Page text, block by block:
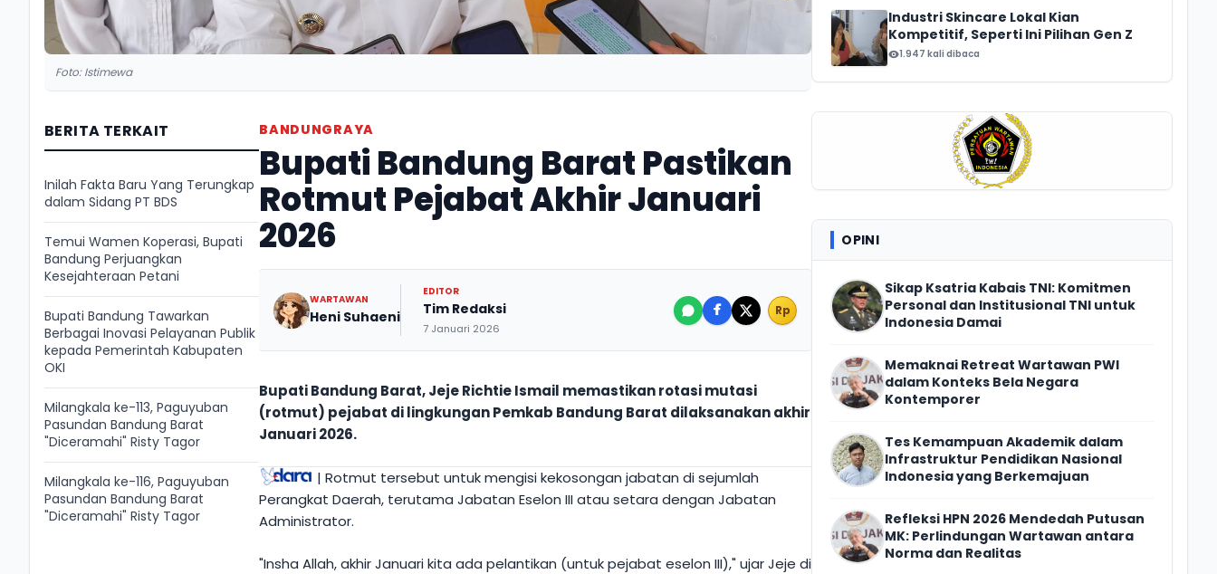
Foto: Istimewa
BERITA TERKAIT
Inilah Fakta Baru Yang Terungkap
dalam Sidang PT BDS
Temui Wamen Koperasi, Bupati
Bandung Perjuangkan
Kesejahteraan Petani
Bupati Bandung Tawarkan
Berbagai Inovasi Pelayanan Publik
kepada Pemerintah Kabupaten
OKI
Milangkala ke-113, Paguyuban
Pasundan Bandung Barat
"Diceramahi" Risty Tagor
Milangkala ke-116, Paguyuban
Pasundan Bandung Barat
"Diceramahi" Risty Tagor
BANDUNGRAYA
Bupati Bandung Barat Pastikan
Rotmut Pejabat Akhir Januari
2026
WARTAWAN
Heni Suhaeni
EDITOR
Tim Redaksi
7 Januari 2026
Rp
Bupati Bandung Barat, Jeje Richtie Ismail memastikan rotasi mutasi
(rotmut) pejabat di lingkungan Pemkab Bandung Barat dilaksanakan akhir
Januari 2026.
| Rotmut tersebut untuk mengisi kekosongan jabatan di sejumlah
Perangkat Daerah, terutama Jabatan Eselon III atau setara dengan Jabatan
Administrator.
"Insha Allah, akhir Januari kita ada pelantikan (untuk pejabat eselon III)," ujar Jeje di
Industri Skincare Lokal Kian
Kompetitif, Seperti Ini Pilihan Gen Z
1.947 kali dibaca
OPINI
Sikap Ksatria Kabais TNI: Komitmen
Personal dan Institusional TNI untuk
Indonesia Damai
Memaknai Retreat Wartawan PWI
dalam Konteks Bela Negara
Kontemporer
Tes Kemampuan Akademik dalam
Infrastruktur Pendidikan Nasional
Indonesia yang Berkemajuan
Refleksi HPN 2026 Mendedah Putusan
MK: Perlindungan Wartawan antara
Norma dan Realitas